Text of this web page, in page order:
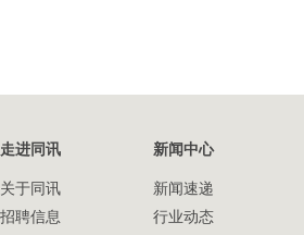
走进同讯
关于同讯
招聘信息
新闻中心
新闻速递
行业动态